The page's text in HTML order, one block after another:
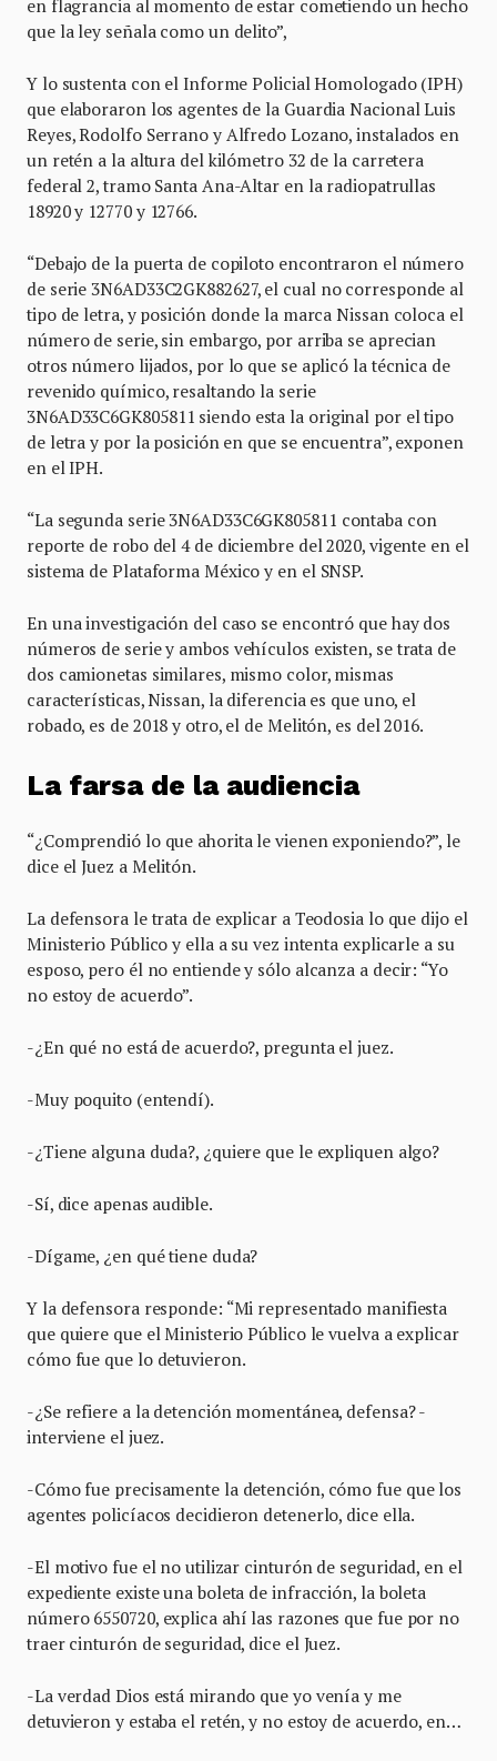
en flagrancia al momento de estar cometiendo un hecho
que la ley señala como un delito”,
Y lo sustenta con el Informe Policial Homologado (IPH)
que elaboraron los agentes de la Guardia Nacional Luis
Reyes, Rodolfo Serrano y Alfredo Lozano, instalados en
un retén a la altura del kilómetro 32 de la carretera
federal 2, tramo Santa Ana-Altar en la radiopatrullas
18920 y 12770 y 12766.
“Debajo de la puerta de copiloto encontraron el número
de serie 3N6AD33C2GK882627, el cual no corresponde al
tipo de letra, y posición donde la marca Nissan coloca el
número de serie, sin embargo, por arriba se aprecian
otros número lijados, por lo que se aplicó la técnica de
revenido químico, resaltando la serie
3N6AD33C6GK805811 siendo esta la original por el tipo
de letra y por la posición en que se encuentra”, exponen
en el IPH.
“La segunda serie 3N6AD33C6GK805811 contaba con
reporte de robo del 4 de diciembre del 2020, vigente en el
sistema de Plataforma México y en el SNSP.
En una investigación del caso se encontró que hay dos
números de serie y ambos vehículos existen, se trata de
dos camionetas similares, mismo color, mismas
características, Nissan, la diferencia es que uno, el
robado, es de 2018 y otro, el de Melitón, es del 2016.
La farsa de la audiencia
“¿Comprendió lo que ahorita le vienen exponiendo?”, le
dice el Juez a Melitón.
La defensora le trata de explicar a Teodosia lo que dijo el
Ministerio Público y ella a su vez intenta explicarle a su
esposo, pero él no entiende y sólo alcanza a decir: “Yo
no estoy de acuerdo”.
-¿En qué no está de acuerdo?, pregunta el juez.
-Muy poquito (entendí).
-¿Tiene alguna duda?, ¿quiere que le expliquen algo?
-Sí, dice apenas audible.
-Dígame, ¿en qué tiene duda?
Y la defensora responde: “Mi representado manifiesta
que quiere que el Ministerio Público le vuelva a explicar
cómo fue que lo detuvieron.
-¿Se refiere a la detención momentánea, defensa? -
interviene el juez.
-Cómo fue precisamente la detención, cómo fue que los
agentes policíacos decidieron detenerlo, dice ella.
-El motivo fue el no utilizar cinturón de seguridad, en el
expediente existe una boleta de infracción, la boleta
número 6550720, explica ahí las razones que fue por no
traer cinturón de seguridad, dice el Juez.
-La verdad Dios está mirando que yo venía y me
detuvieron y estaba el retén, y no estoy de acuerdo, en…